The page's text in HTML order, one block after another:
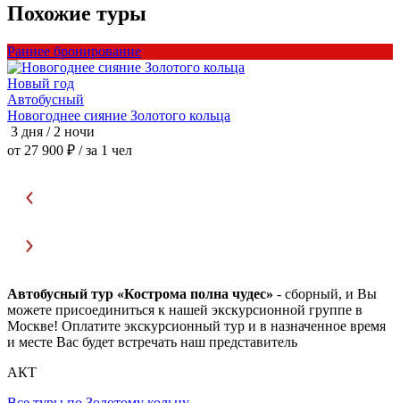
Похожие туры
Раннее бронирование
Новый год
Автобусный
Новогоднее сияние Золотого кольца
3 дня / 2 ночи
от 27 900 ₽ / за 1 чел
Автобусный тур «Кострома полна чудес» - сборный, и Вы
можете присоединиться к нашей экскурсионной группе в
Москве! Оплатите экскурсионный тур и в назначенное время
и месте Вас будет встречать наш представитель
АКТ